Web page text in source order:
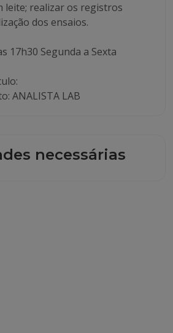
leite; realizar os registros
dos ensaios.
17h30 Segunda a Sexta
ANALISTA LAB
necessárias